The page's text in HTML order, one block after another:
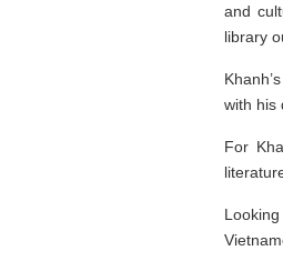
and
library
with his
For